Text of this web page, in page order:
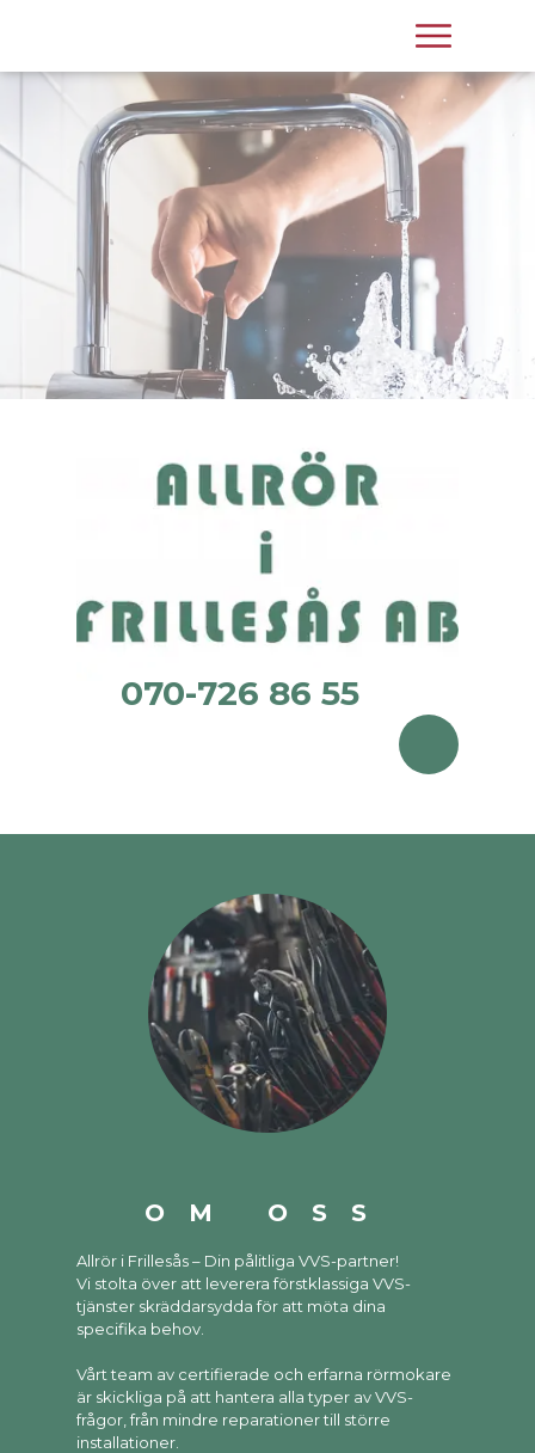
070-726 86 55
OM OSS
Allrör i Frillesås – Din pålitliga VVS-partner!
Vi stolta över att leverera förstklassiga VVS-
tjänster skräddarsydda för att möta dina
specifika behov.
Vårt team av certifierade och erfarna rörmokare
är skickliga på att hantera alla typer av VVS-
frågor, från mindre reparationer till större
installationer.